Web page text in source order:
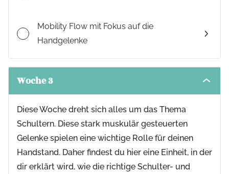
Mobility Flow mit Fokus auf die
Handgelenke
Woche 3
Diese Woche dreht sich alles um das Thema
Schultern. Diese stark muskulär gesteuerten
Gelenke spielen eine wichtige Rolle für deinen
Handstand. Daher findest du hier eine Einheit, in der
dir erklärt wird, wie die richtige Schulter- und